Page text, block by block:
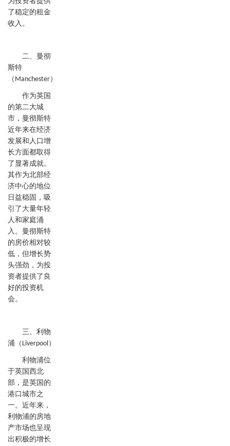
了稳定的租金
收入。
二、曼彻
斯特
（ Manchester）
作为英国
的第二大城
市，曼彻斯特
近年来在经济
发展和人口增
长方面都取得
了显著成就。
其作为北部经
济中心的地位
日益稳固，吸
引了大量年轻
人和家庭涌
入。曼彻斯特
的房价相对较
低，但增长势
头强劲，为投
资者提供了良
好的投资机
会。
三、利物
浦（ Liverpool）
利物浦位
于英国西北
部，是英国的
港口城市之
一。近年来，
利物浦的房地
产市场也呈现
出积极的增长